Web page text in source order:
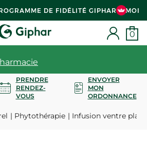
DE FIDÉLITÉ GIPHAR & MOI
0
PRENDRE
RENDEZ-
VOUS
ENVOYER
MON
ORDONNANCE
Phytothérapie Infusion ventre plat